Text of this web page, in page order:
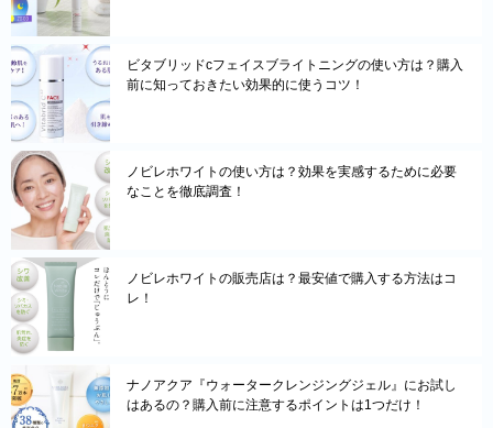
ビタブリッドcフェイスブライトニングの使い方は？購入
前に知っておきたい効果的に使うコツ！
ノビレホワイトの使い方は？効果を実感するために必要
なことを徹底調査！
ノビレホワイトの販売店は？最安値で購入する方法はコ
レ！
ナノアクア『ウォータークレンジングジェル』にお試し
はあるの？購入前に注意するポイントは1つだけ！